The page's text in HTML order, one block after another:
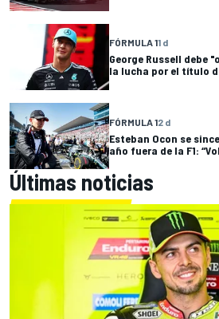
FÓRMULA 11 d
George Russell debe
la lucha por el título
FÓRMULA 12 d
Esteban Ocon se
año fuera de la F1:
Últimas noticias